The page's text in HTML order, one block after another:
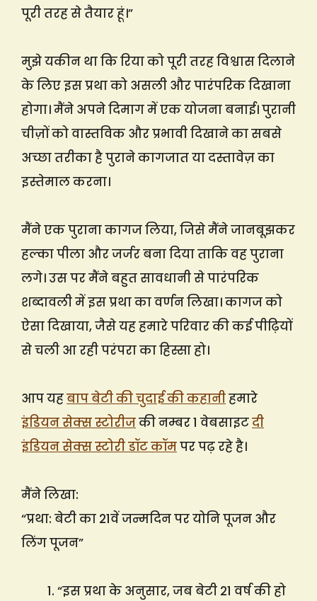
पूरी तरह से तैयार हूं।”
मुझे यकीन था कि रिया को पूरी तरह विश्वास दिलाने
के लिए इस प्रथा को असली और पारंपरिक दिखाना
होगा। मैंने अपने दिमाग में एक योजना बनाई। पुरानी
चीज़ों को वास्तविक और प्रभावी दिखाने का सबसे
अच्छा तरीका है पुराने कागजात या दस्तावेज़ का
इस्तेमाल करना।
मैंने एक पुराना कागज लिया, जिसे मैंने जानबूझकर
हल्का पीला और जर्जर बना दिया ताकि वह पुराना
लगे। उस पर मैंने बहुत सावधानी से पारंपरिक
शब्दावली में इस प्रथा का वर्णन लिखा। कागज को
ऐसा दिखाया, जैसे यह हमारे परिवार की कई पीढ़ियों
से चली आ रही परंपरा का हिस्सा हो।
आप यहबाप बेटी की चुदाई की कहानीहमारे
इंडियन सेक्स स्टोरीजकी नम्बर 1 वेबसाइटदी
इंडियन सेक्स स्टोरी डॉट कॉमपर पढ़ रहे है।
मैंने लिखा:
“प्रथा: बेटी का 21वें जन्मदिन पर योनि पूजन और
लिंग पूजन”
“इस प्रथा के अनुसार, जब बेटी 21 वर्ष की हो